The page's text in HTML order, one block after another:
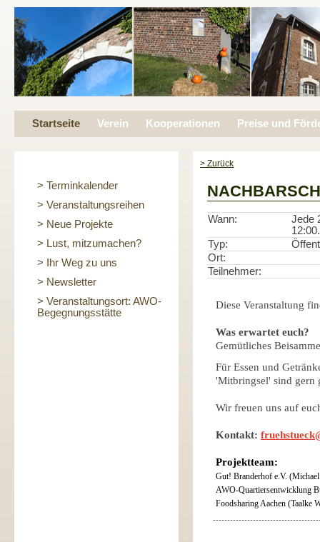
Startseite Verein Kooperationen Preise und
> Terminkalender
> Veranstaltungsreihen
> Neue Projekte
> Lust, mitzumachen?
> Ihr Weg zu uns
> Newsletter
> Veranstaltungsort: AWO-
Begegnungsstätte
> Zurück
Wann:
Jede
12:00.
Typ:
Ort:
Teilnehmer:
Diese Veranstaltung
Was erwartet euch?
Gemütliches
Für Essen und
'Mitbringsel' sind gern
Wir freuen uns auf
Kontakt:
Projektteam:
Gut! Branderhof e.V.
AWO-Quartiersentwicklung
Foodsharing Aachen (Taalke